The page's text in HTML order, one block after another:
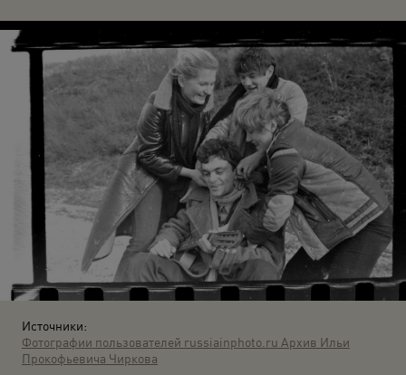
Источники:
Фотографии пользователей russiainphoto.ru Архив Ильи
Прокофьевича Чиркова